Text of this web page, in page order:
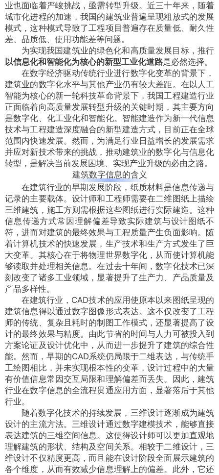
业也面临着严峻挑战，亟需转型升级。近三十年来，随着
城市化进程的加速，我国的建筑业普遍呈现粗放式的发展
模式，这种模式导致了工程项目普遍存在质量低、耐久性
差、品质低、使用功能差等问题。
为实现我国建筑业的绿色化和高质量发展目标，推行
以信息化和智能化为核心的新型工业化道路是必然选择。
在数字经济驱动传统行业进行数字化变革的背景下，
建筑业的数字化水平与其他产业仍有较大差距。在以人工
智能为核心的新一轮科技革命背景下，我国工程建造行业
正面临着向高质量发展转型升级的关键时期，其主要方向
是数字化、化工业化和智能化。智能建造作为新一代信息
技术与工程建造深度融合的新型建造方式，目前正在全球
范围内快速发展。然而，为满足行业日益增长的发展需求
并应对新技术带来的挑战， 推动建筑业的数字化与信息化
转型，是解决当前发展困境、实现产业升级的必由之路。
建筑数字信息的含义
在建筑行业的早期发展阶段，纸质材料是信息传递与
记录的主要载体。设计师和工程师需要在二维图纸上描绘
三维建筑，施工方则需根据这些图纸进行实际建造。 这种
信息传递方式常因理解偏差导致实际建筑与设计图纸不
符，进而对建筑的最终效果与工程质量产生负面影响。随
着计算机技术的快速发展，生产技术和生产方式发生了巨
大变革。其核心在于将物理世界数字化，从而使计算机能
够读取并处理相关信息。在过去十年间，数字化技术已深
刻改变了诸多工业领域，显著提升了生产力、产品质量及
产品多样性。
在建筑行业， CAD技术的应用使原本以来图纸呈现的
建筑信息得以通过数字图像形式表达。这不仅改变了工程
师的传统、复杂且耗时的制图工作模式，还显著提高了设
计的最终效果与精度。由此节省的时间与人力可被投入到
方案论证及设计优化中，从而进一步提升了建筑的综合性
能。然而，早期的CAD系统仍局限于二维表达，与传统手
工绘图相比，并未实现根本性的变革，设计过程中的大量
有价值信息常因交互局限和理解偏差而丢失。因此，建筑
行业在数字信息的全流程贯通应用方面，显著落后于其他
行业。
随着数字化技术的持续发展，三维设计逐渐成为建筑
设计的主流方法。三维设计通过数字建模技术，能够直接
表达建筑的三维空间信息。这使得设计师可以更加直观地
理解建筑的形状、结构及空间关系。相较于二维设计，三
维设计不仅精度更高，而且能在设计阶段全面展示建筑的
各个维度，从而有效减少信息理解上的偏差。此外，它还